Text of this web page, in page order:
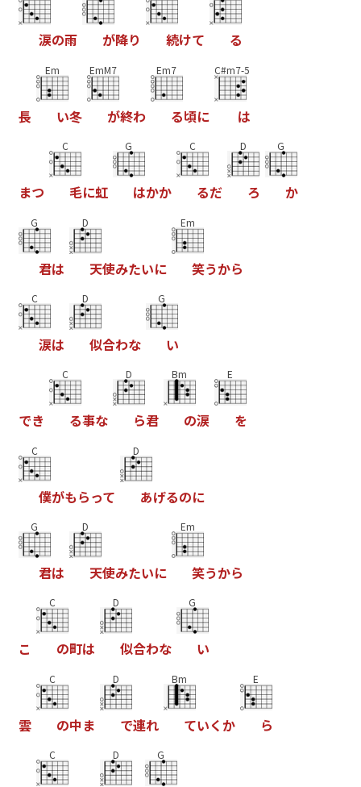
涙の雨 が降り 続けて る
長
Em
い冬
EmM7
が終わ
Em7
る頃に
C#m7-5
は
まつ
C
毛に虹
G
はかか
C
るだ
D
ろ
G
か
G
君は
D
天使みたいに
Em
笑うから
C
涙は
D
似合わな
G
い
でき
C
る事な
D
ら君
Bm
の涙
E
を
C
僕がもらって
D
あげるのに
G
君は
D
天使みたいに
Em
笑うから
こ
C
の町は
D
似合わな
G
い
雲
C
の中 ま
D
で連れ
Bm
ていく か
E
ら
C D G